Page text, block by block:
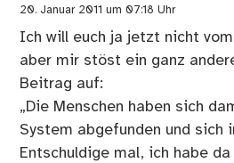
20. Januar 2011 um 07:18 Uhr
Ich will euch ja jetzt nicht
aber mir stöst ein ganz
Beitrag auf:
„Die Menschen haben sich
System abgefunden und sich
Entschuldige mal, ich habe